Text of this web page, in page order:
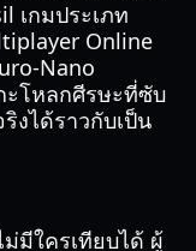
เกมประเภท
Online
Nano
ะโหลกศีรษะที่ซับ
งได้ราวกับเป็น
มีใครเทียบได้ ผู้